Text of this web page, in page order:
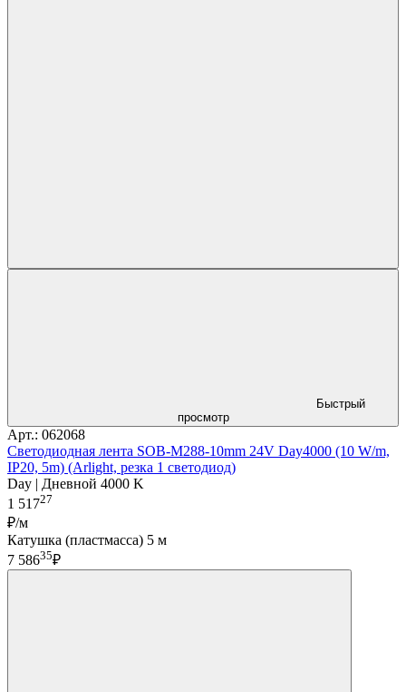
Быстрый
просмотр
Арт.: 062068
Светодиодная лента SOB-M288-10mm 24V Day4000 (10 W/m,
IP20, 5m) (Arlight, резка 1 светодиод)
Day | Дневной 4000 K
1 51727
₽/м
Катушка (пластмасса) 5 м
7 58635₽